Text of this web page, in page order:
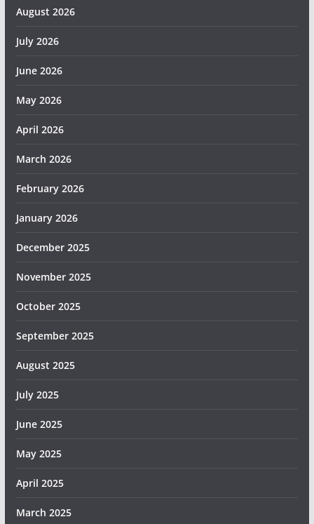
August 2026
July 2026
June 2026
May 2026
April 2026
March 2026
February 2026
January 2026
December 2025
November 2025
October 2025
September 2025
August 2025
July 2025
June 2025
May 2025
April 2025
March 2025